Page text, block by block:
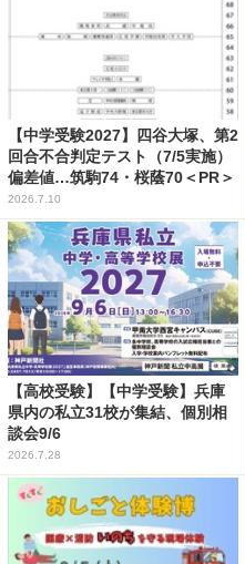
【中学受験2027】四谷大塚、第2
回合不合判定テスト（7/5実施）
偏差値…筑駒74・桜蔭70＜PR＞
2026.7.10
【高校受験】【中学受験】兵庫
県内の私立31校が集結、個別相
談会9/6
2026.7.28